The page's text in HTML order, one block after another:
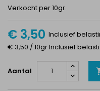
Verkocht per 10gr.
€ 3,50 Inclusief
€ 3,50 / 10gr Inclusief
Aantal